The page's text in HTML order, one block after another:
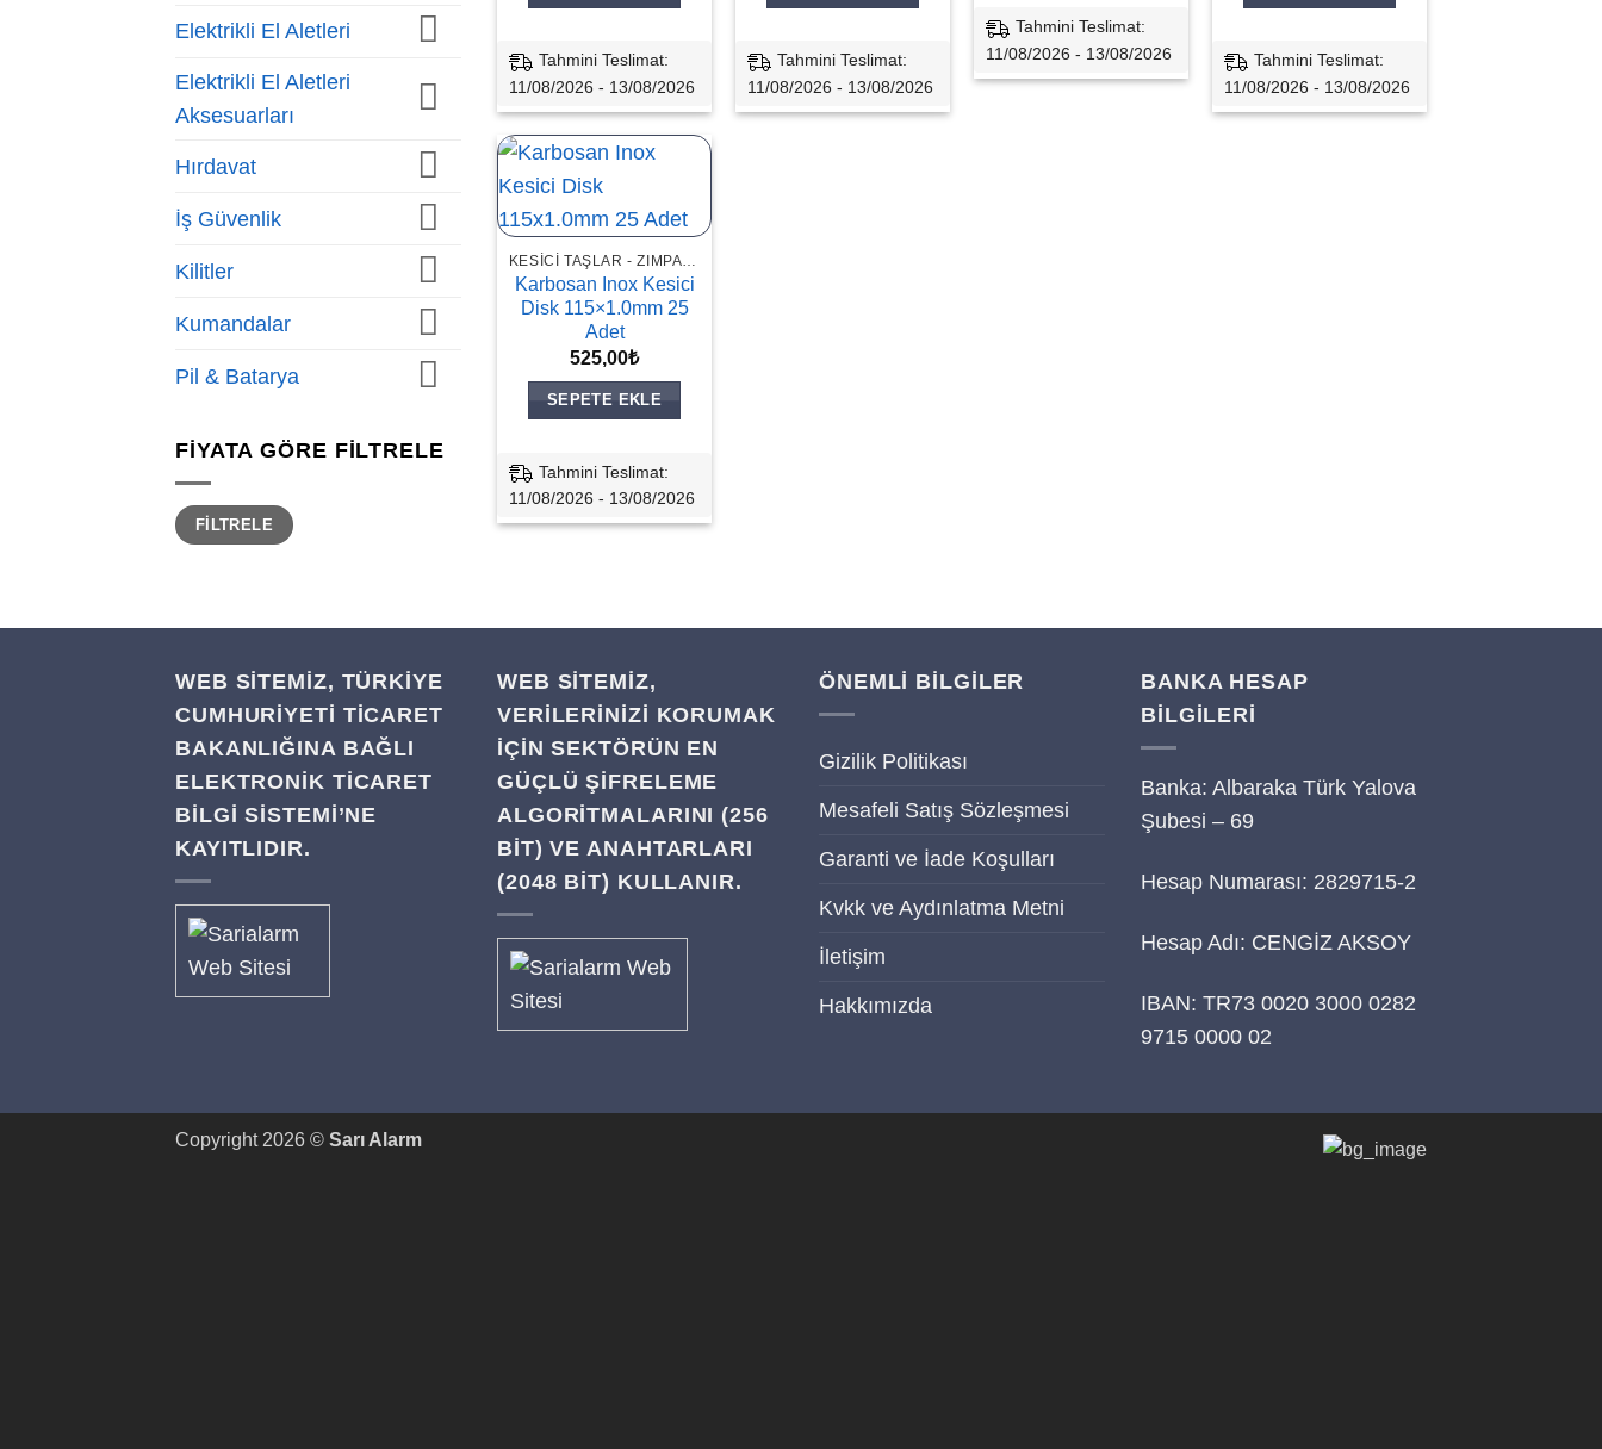
Elektrikli El Aletleri
Elektrikli El Aletleri
Aksesuarları
Hırdavat
İş Güvenlik
Kilitler
Kumandalar
Pil & Batarya
FIYATA GÖRE FILTRELE
En
düşük
fiyat
En
yüksek
fiyat
FILTRELE
Tahmini Teslimat:
11/08/2026 - 13/08/2026
Tahmini Teslimat:
11/08/2026 - 13/08/2026
Tahmini Teslimat:
11/08/2026 - 13/08/2026
Tahmini Teslimat:
11/08/2026 - 13/08/2026
Karbosan Inox Kesici
Disk 115×1.0mm 25
Adet
525,00₺
SEPETE EKLE
Tahmini Teslimat:
11/08/2026 - 13/08/2026
WEB SİTEMİZ, TÜRKİYE
CUMHURİYETİ TİCARET
BAKANLIĞINA BAĞLI
ELEKTRONİK TİCARET
BİLGİ SİSTEMİ’NE
KAYITLIDIR.
WEB SITEMIZ,
VERILERINIZI KORUMAK
IÇIN SEKTÖRÜN EN
GÜÇLÜ ŞIFRELEME
ALGORITMALARINI (256
BIT) VE ANAHTARLARI
(2048 BIT) KULLANIR.
ÖNEMLİ BİLGİLER
Gizilik Politikası
Mesafeli Satış Sözleşmesi
Garanti ve İade Koşulları
Kvkk ve Aydınlatma Metni
İletişim
Hakkımızda
BANKA HESAP
BİLGİLERİ
Banka: Albaraka Türk Yalova
Şubesi – 69
Hesap Numarası: 2829715-2
Hesap Adı: CENGİZ AKSOY
IBAN: TR73 0020 3000 0282
9715 0000 02
Copyright 2026 © Sarı Alarm